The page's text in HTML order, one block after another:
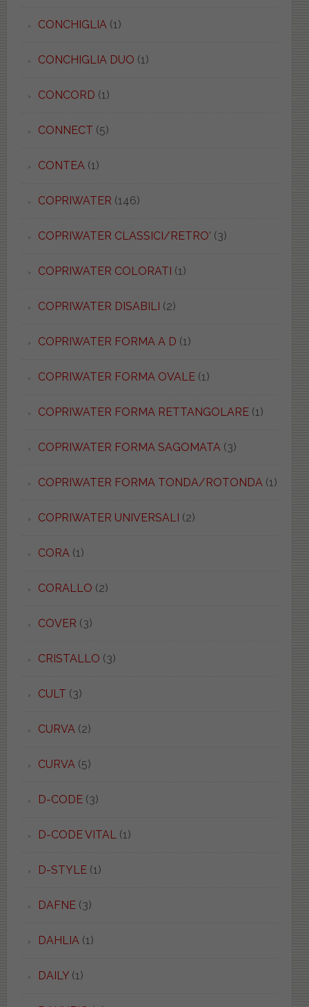
CONCHIGLIA (1)
CONCHIGLIA DUO (1)
CONCORD (1)
CONNECT (5)
CONTEA (1)
COPRIWATER (146)
COPRIWATER CLASSICI/RETRO' (3)
COPRIWATER COLORATI (1)
COPRIWATER DISABILI (2)
COPRIWATER FORMA A D (1)
COPRIWATER FORMA OVALE(1)
COPRIWATER FORMA RETTANGOLARE(1)
COPRIWATER FORMA SAGOMATA (3)
COPRIWATER FORMA TONDA/ROTONDA (1)
COPRIWATER UNIVERSALI (2)
CORA (1)
CORALLO (2)
COVER (3)
CRISTALLO (3)
CULT (3)
CURVA (2)
CURVA (5)
D-CODE(3)
D-CODE VITAL (1)
D-STYLE(1)
DAFNE(3)
DAHLIA (1)
DAILY(1)